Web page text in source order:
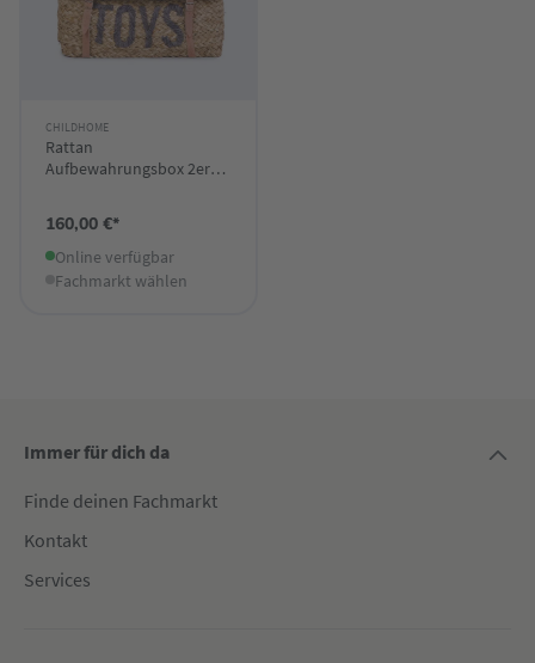
CHILDHOME
Rattan
Aufbewahrungsbox 2er
160,00 €*
Online verfügbar
Fachmarkt wählen
Immer für dich da
Finde deinen Fachmarkt
Kontakt
Services